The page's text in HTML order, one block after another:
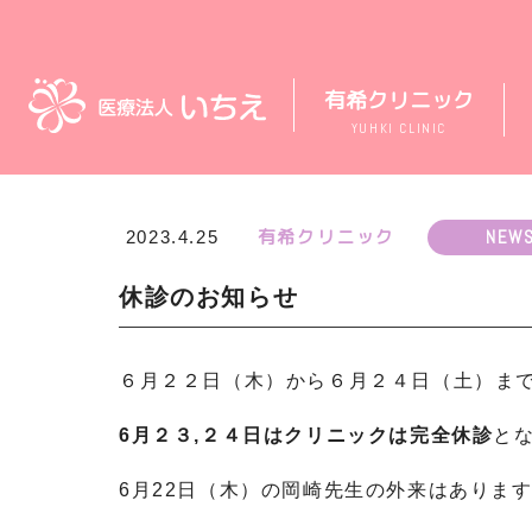
有希クリニック
YUHKI CLINIC
2023.4.25 有希クリニック
休診のお知らせ
６月２２日（木）から６月２４日（土）ま
6月２３,２４日はクリニックは完全休診と
6月22日（木）の岡崎先生の外来はありま